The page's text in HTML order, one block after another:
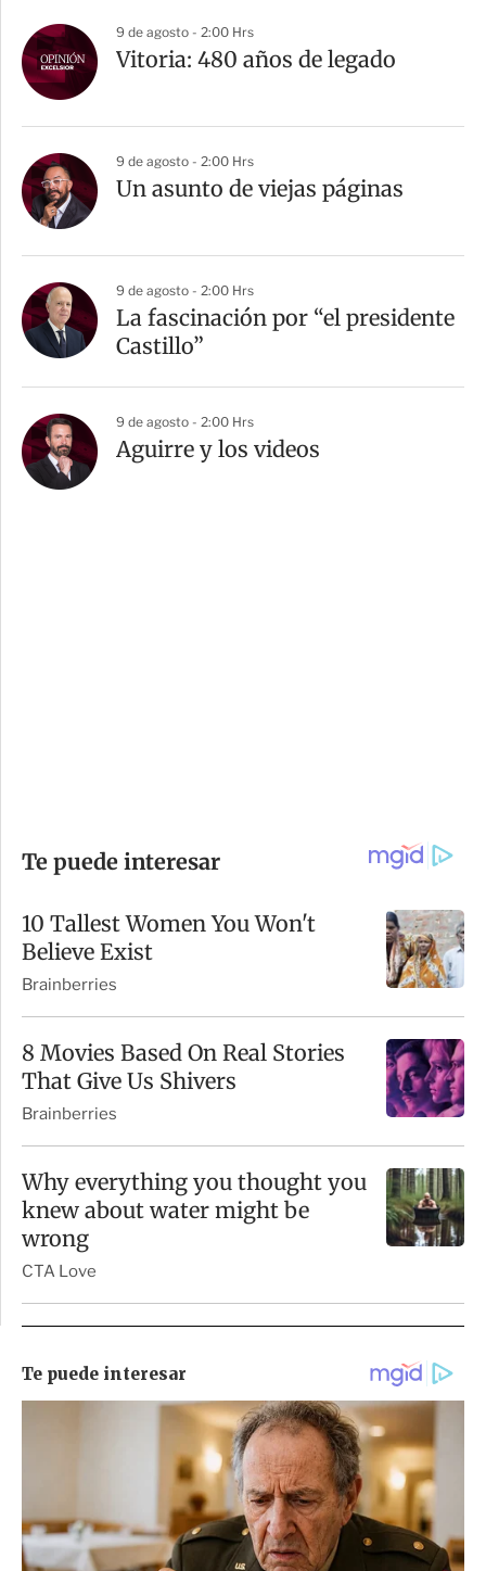
9 de agosto - 2:00 Hrs
Vitoria: 480 años de legado
9 de agosto - 2:00 Hrs
Un asunto de viejas páginas
9 de agosto - 2:00 Hrs
La fascinación por “el presidente
Castillo”
9 de agosto - 2:00 Hrs
Aguirre y los videos